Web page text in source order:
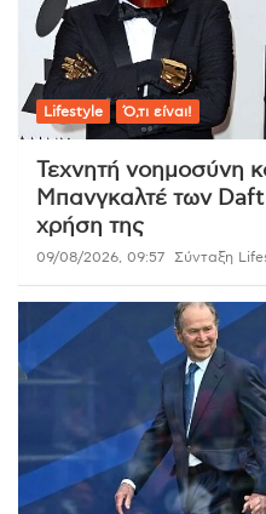
Lifestyle Ό,τι είναι!
Τεχνητή νοημοσύνη
Μπανγκαλτέ των Daft
χρήση της
09/08/2026, 09:57 Σύνταξη